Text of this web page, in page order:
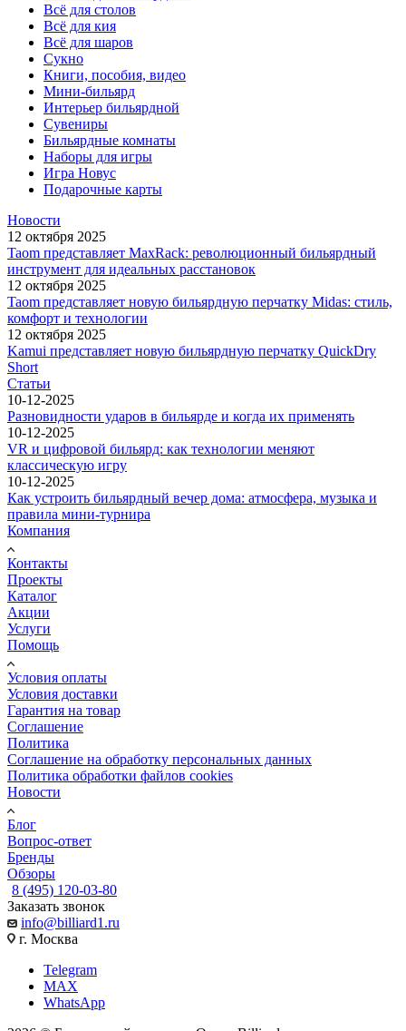
Всё для столов
Всё для кия
Всё для шаров
Сукно
Книги, пособия, видео
Мини-бильярд
Интерьер бильярдной
Сувениры
Бильярдные комнаты
Наборы для игры
Игра Новус
Подарочные карты
Новости
12 октября 2025
Taom представляет MaxRack: революционный бильярдный
инструмент для идеальных расстановок
12 октября 2025
Taom представляет новую бильярдную перчатку Midas: стиль,
комфорт и технологии
12 октября 2025
Kamui представляет новую бильярдную перчатку QuickDry
Short
Статьи
10-12-2025
Разновидности ударов в бильярде и когда их применять
10-12-2025
VR и цифровой бильярд: как технологии меняют
классическую игру
10-12-2025
Как устроить бильярдный вечер дома: атмосфера, музыка и
правила мини-турнира
Компания
Контакты
Проекты
Каталог
Акции
Услуги
Помощь
Условия оплаты
Условия доставки
Гарантия на товар
Соглашение
Политика
Соглашение на обработку персональных данных
Политика обработки файлов cookies
Новости
Блог
Вопрос-ответ
Бренды
Обзоры
8 (495) 120-03-80
Заказать звонок
info@billiard1.ru
г. Москва
Telegram
MAX
WhatsApp